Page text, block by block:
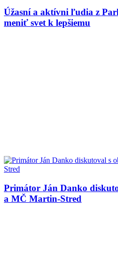
Úžasní a aktívni ľudia z
meniť svet k lepšiemu
Primátor Ján Danko
a MČ Martin-Stred